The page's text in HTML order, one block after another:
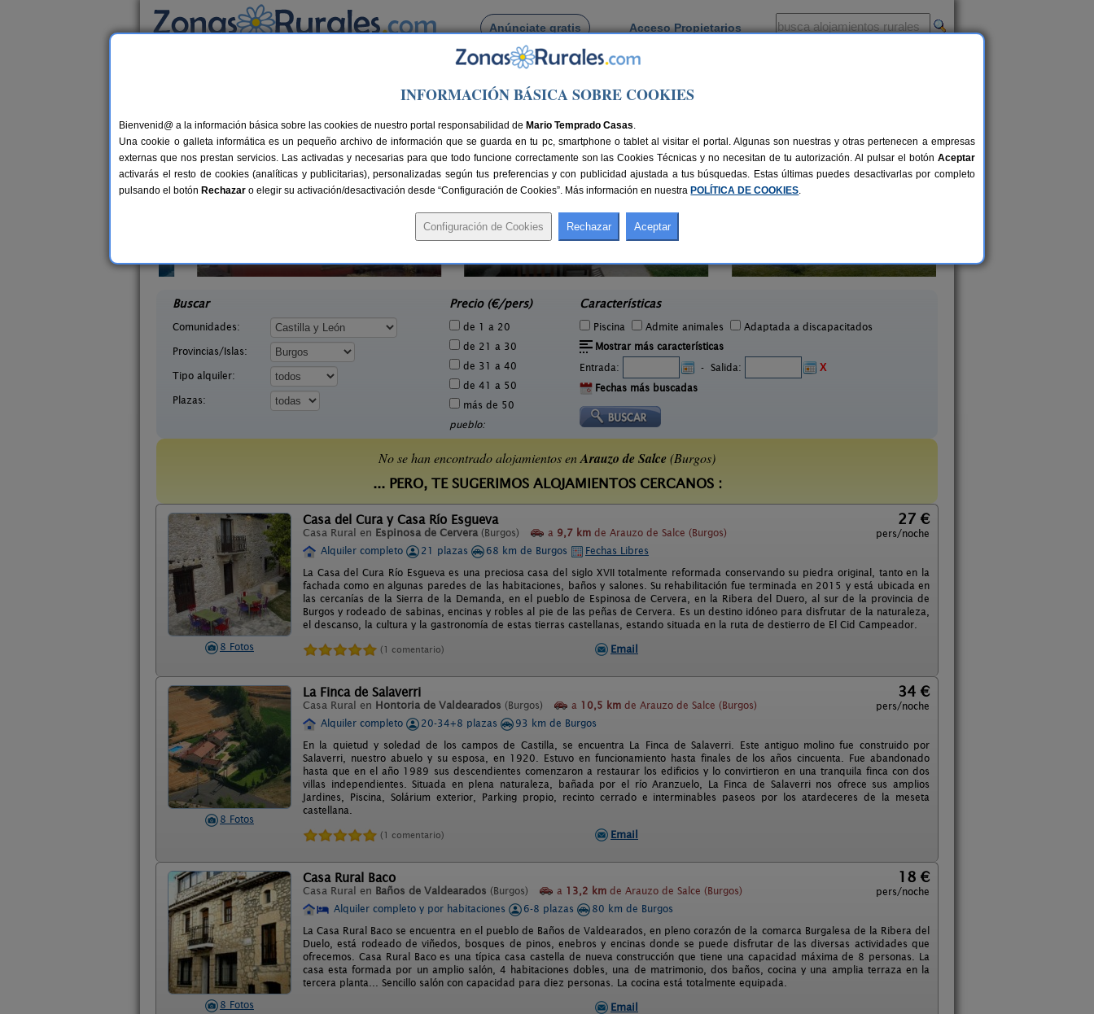
Anúnciate gratis Acceso Propietarios
Busca por pueblo
> Arauzo de Salce
Casas Rurales cerca de Arauzo de Salce
47 €
Casa El Sauco
Buscar
Comunidades:
Provincias/Islas:
Tipo alquiler:
Plazas:
Precio (€/pers)
de 1 a 20
de 21 a 30
de 31 a 40
de 41 a 50
más de 50
pueblo:
Características
Piscina Admite animales
Adaptada a discapacitados
Mostrar más características
Entrada:
- Salida:
X
Fechas más buscadas
No se han encontrado alojamientos enArauzo de Salce(Burgos)
... PERO, TE SUGERIMOS ALOJAMIENTOS CERCANOS :
8 Fotos
Casa del Cura y Casa Río Esgueva
Casa Rural en Espinosa de Cervera (Burgos) a 9,7 km de Arauzo de Salce (Burgos)
27 €
pers/noche
Alquiler completo
21 plazas 68 km de Burgos
Fechas Libres
La Casa del Cura Río Esgueva es una preciosa casa del siglo XVII totalmente reformada conservando su piedra original, tanto en la
fachada como en algunas paredes de las habitaciones, baños y salones. Su rehabilitación fue terminada en 2015 y está ubicada en
las cercanías de la Sierra de la Demanda, en el pueblo de Espinosa de Cervera, en la Ribera del Duero, al sur de la provincia de
Burgos y rodeado de sabinas, encinas y robles al pie de las peñas de Cervera. Es un destino idóneo para disfrutar de la naturaleza,
el descanso, la cultura y la gastronomía de estas tierras castellanas, estando situada en la ruta de destierro de El Cid Campeador.
(1 comentario) Email
8 Fotos
La Finca de Salaverri
Casa Rural en Hontoria de Valdearados (Burgos) a 10,5 km de Arauzo de Salce (Burgos)
34 €
pers/noche
Alquiler completo
20-34+8 plazas
93 km de Burgos
En la quietud y soledad de los campos de Castilla, se encuentra La Finca de Salaverri. Este antiguo molino fue construido por
Salaverri, nuestro abuelo y su esposa, en 1920. Estuvo en funcionamiento hasta finales de los años cincuenta. Fue abandonado
hasta que en el año 1989 sus descendientes comenzaron a restaurar los edificios y lo convirtieron en una tranquila finca con dos
villas independientes. Situada en plena naturaleza, bañada por el río Aranzuelo, La Finca de Salaverri nos ofrece sus amplios
Jardines, Piscina, Solárium exterior, Parking propio, recinto cerrado e interminables paseos por los atardeceres de la meseta
castellana.
(1 comentario) Email
8 Fotos
Casa Rural Baco
Casa Rural en Baños de Valdearados (Burgos) a 13,2 km de Arauzo de Salce (Burgos)
18 €
pers/noche
Alquiler completo y por habitaciones
6-8 plazas
80 km de Burgos
La Casa Rural Baco se encuentra en el pueblo de Baños de Valdearados, en pleno corazón de la comarca Burgalesa de la Ribera del
Duelo, está rodeado de viñedos, bosques de pinos, enebros y encinas donde se puede disfrutar de las diversas actividades que
ofrecemos. Casa Rural Baco es una típica casa castella de nueva construcción que tiene una capacidad máxima de 8 personas. La
casa esta formada por un amplio salón, 4 habitaciones dobles, una de matrimonio, dos baños, cocina y una amplia terraza en la
tercera planta... Sencillo salón con capacidad para diez personas. La cocina está totalmente equipada.
Email
INFORMACIÓN BÁSICA SOBRE COOKIES
Bienvenid@ a la información básica sobre las cookies de nuestro portal responsabilidad de Mario Temprado Casas.
Una cookie o galleta informática es un pequeño archivo de información que se guarda en tu pc, smartphone o tablet al visitar el portal. Algunas son nuestras y otras pertenecen a empresas
externas que nos prestan servicios. Las activadas y necesarias para que todo funcione correctamente son las Cookies Técnicas y no necesitan de tu autorización. Al pulsar el botón Aceptar
activarás el resto de cookies (analíticas y publicitarias), personalizadas según tus preferencias y con publicidad ajustada a tus búsquedas. Estas últimas puedes desactivarlas por completo
pulsando el botón Rechazar o elegir su activación/desactivación desde “Configuración de Cookies”. Más información en nuestra POLÍTICA DE COOKIES.